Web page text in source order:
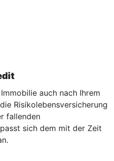
auch nach Ihrem
Risikolebensversicherung
fallenden
sich dem mit der Zeit